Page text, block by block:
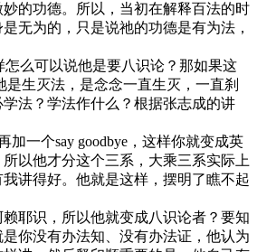
的功德。所以，当初在解释百法的时
无为的，只是说祂的功德是有为法，
么可以说他是要八识论？那如果这
生灭法，是念念一直生灭，一直刹
法？学法作什么？根据张志成的讲
一个say goodbye，这样你就变成英
以他才分这个三系，大乘三系实际上
讲得好。他就是这样，摆明了瞧不起
耶识，所以他就变成八识论者？要知
你没有办法知、没有办法证，他认为